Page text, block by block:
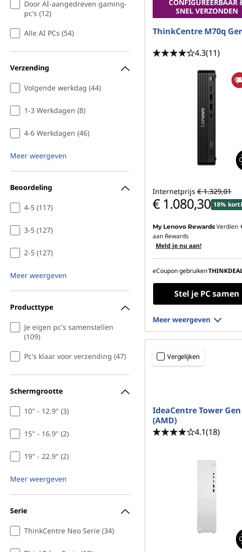
n
Door AI-aangedreven gaming-
pc's (12)
Alle AI PCs (54)
Verzending
Volgende werkdag (44)
1-3 Werkdagen (8)
4-6 Werkdagen (46)
Meer weergeven
Beoordeling
4-5 (117)
3-5 (127)
2-5 (127)
Meer weergeven
Producttype
Je eigen pc's samenstellen
(109)
Pc's klaar voor verzending (47)
Schermgrootte
10" - 12.9" (3)
15" - 16.9" (2)
19" - 22.9" (2)
Meer weergeven
Serie
ThinkCentre Neo Serie (34)
CONFIGUREERBAAR
SNEL VERZONDEN
ThinkCentre M70q
4.3(11)
Internetprijs € 1.329,01
€ 1.080,30 18%
My Lenovo Rewards Verdien
aan Rewards
Meld je nu aan!
eCoupon gebruiken
Stel je PC samen
Meer weergeven
Vergelijken
IdeaCentre Tower
(AMD)
4.1(18)